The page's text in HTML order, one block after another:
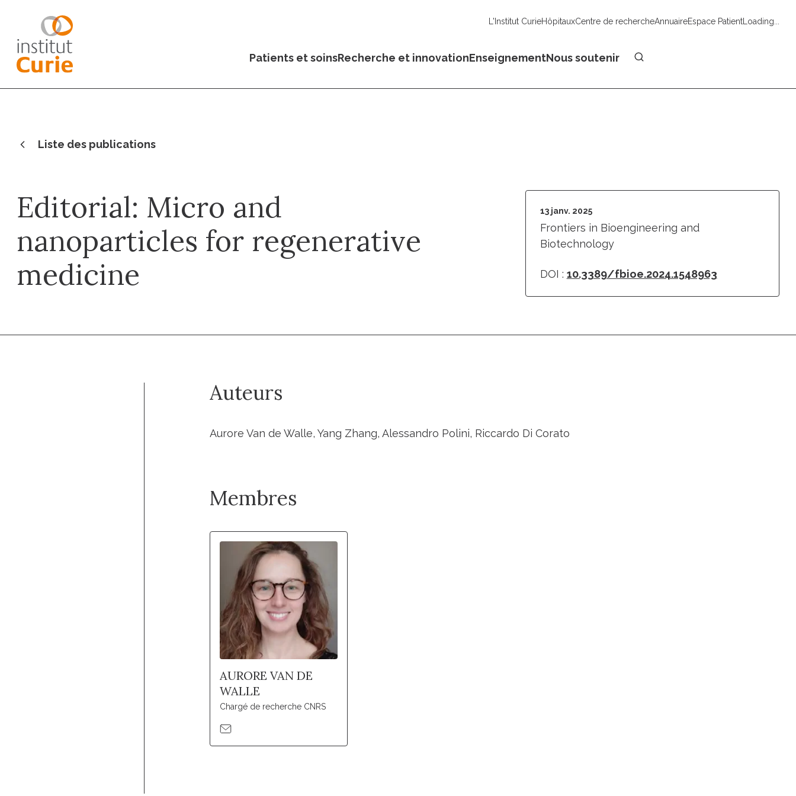
L'Institut CurieHôpitauxCentre de rechercheAnnuaireEspace PatientLoading...
Patients et soinsRecherche et innovationEnseignementNous soutenir
Liste des publications
Editorial: Micro and
nanoparticles for regenerative
medicine
13 janv. 2025
Frontiers in Bioengineering and
Biotechnology
DOI : 10.3389/fbioe.2024.1548963
Auteurs
Aurore Van de Walle, Yang Zhang, Alessandro Polini, Riccardo Di Corato
Membres
AURORE VAN DE
WALLE
Chargé de recherche CNRS